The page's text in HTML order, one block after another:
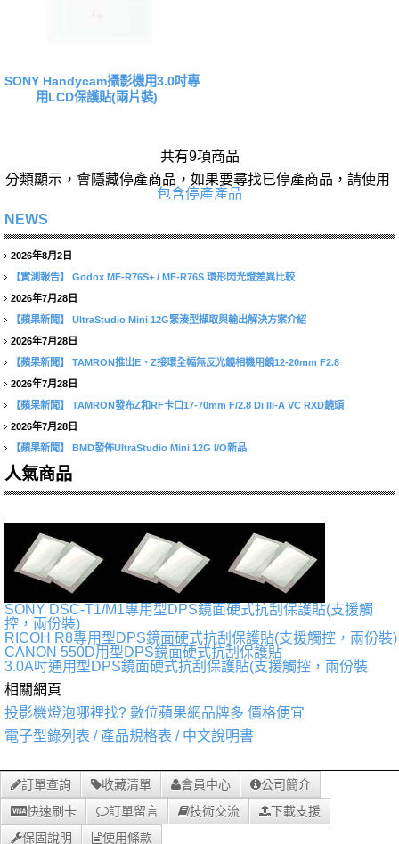
SONY Handycam攝影機用3.0吋專
用LCD保護貼(兩片裝)
共有9項商品
分類顯示，會隱藏停產商品，如果要尋找已停產商品，請使用
包含停產產品
NEWS
2026年8月2日
【實測報告】
Godox MF-R76S+ / MF-R76S 環形閃光燈差異比較
2026年7月28日
【蘋果新聞】
UltraStudio Mini 12G緊湊型擷取與輸出解決方案介紹
2026年7月28日
【蘋果新聞】
TAMRON推出E、Z接環全幅無反光鏡相機用鏡12-20mm F2.8
2026年7月28日
【蘋果新聞】
TAMRON發布Z和RF卡口17-70mm F/2.8 Di III-A VC RXD鏡頭
2026年7月28日
【蘋果新聞】
BMD發佈UltraStudio Mini 12G I/O新品
人氣商品
SONY DSC-T1/M1專用型DPS鏡面硬式抗刮保護貼(支援觸
控，兩份裝)
RICOH R8專用型DPS鏡面硬式抗刮保護貼(支援觸控，兩份裝)
CANON 550D用型DPS鏡面硬式抗刮保護貼
3.0A吋通用型DPS鏡面硬式抗刮保護貼(支援觸控，兩份裝
相關網頁
投影機燈泡哪裡找? 數位蘋果網品牌多 價格便宜
電子型錄列表 / 產品規格表 / 中文說明書
訂單查詢 收藏清單 會員中心
公司簡介
快速刷卡
訂單留言 技術交流
下載支援
保固說明
使用條款